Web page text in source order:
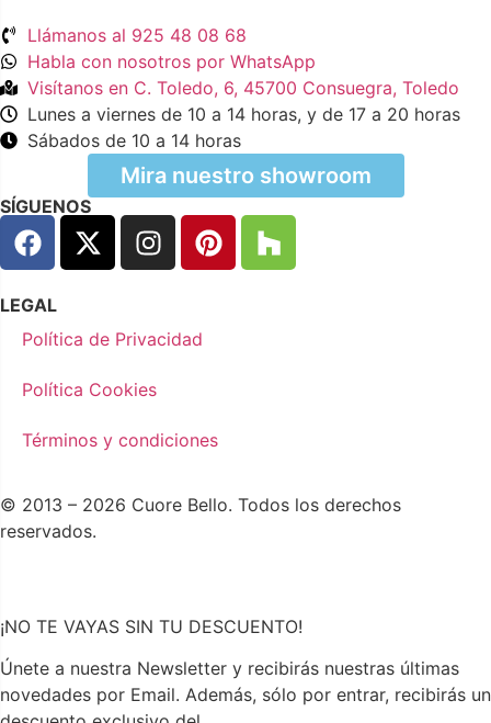
Llámanos al 925 48 08 68
Habla con nosotros por WhatsApp
Visítanos en C. Toledo, 6, 45700 Consuegra, Toledo
Lunes a viernes de 10 a 14 horas, y de 17 a 20 horas
Sábados de 10 a 14 horas
Mira nuestro showroom
SÍGUENOS
LEGAL
Política de Privacidad
Política Cookies
Términos y condiciones
© 2013 – 2026 Cuore Bello. Todos los derechos
reservados.
¡NO TE VAYAS SIN TU DESCUENTO!
Únete a nuestra Newsletter y recibirás nuestras últimas
novedades por Email. Además, sólo por entrar, recibirás un